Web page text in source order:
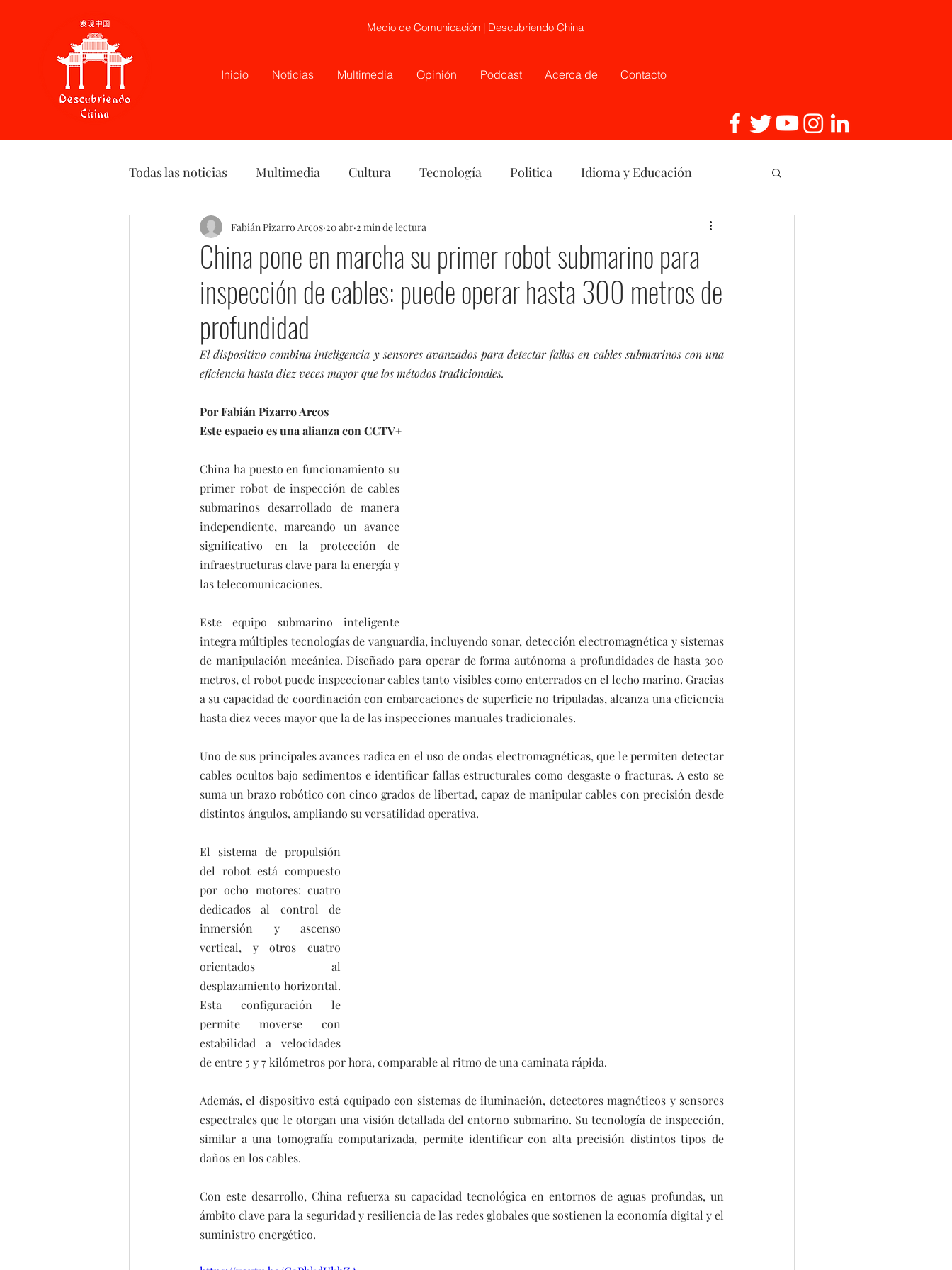
Medio de Comunicación | Descubriendo China
Inicio Noticias Multimedia Opinión Podcast Acerca de Contacto
Todas las noticias Multimedia Cultura Tecnología Politica Idioma y Educación
Podcast Opinión China
China pone en marcha su primer robot submarino para
inspección de cables: puede operar hasta 300 metros de
profundidad
Fabián Pizarro Arcos 20 abr 2 min de lectura
El dispositivo combina inteligencia y sensores avanzados para detectar fallas en cables submarinos con una
eficiencia hasta diez veces mayor que los métodos tradicionales.
Por Fabián Pizarro Arcos
Este espacio es una alianza con CCTV+
China ha puesto en funcionamiento su
primer robot de inspección de cables
submarinos desarrollado de manera
independiente, marcando un avance
significativo en la protección de
infraestructuras clave para la energía y
las telecomunicaciones.
Este equipo submarino inteligente
integra múltiples tecnologías de vanguardia, incluyendo sonar, detección electromagnética y sistemas
de manipulación mecánica. Diseñado para operar de forma autónoma a profundidades de hasta 300
metros, el robot puede inspeccionar cables tanto visibles como enterrados en el lecho marino. Gracias
a su capacidad de coordinación con embarcaciones de superficie no tripuladas, alcanza una eficiencia
hasta diez veces mayor que la de las inspecciones manuales tradicionales.
Uno de sus principales avances radica en el uso de ondas electromagnéticas, que le permiten detectar
cables ocultos bajo sedimentos e identificar fallas estructurales como desgaste o fracturas. A esto se
suma un brazo robótico con cinco grados de libertad, capaz de manipular cables con precisión desde
distintos ángulos, ampliando su versatilidad operativa.
El sistema de propulsión
del robot está compuesto
por ocho motores: cuatro
dedicados al control de
inmersión y ascenso
vertical, y otros cuatro
orientados al
desplazamiento horizontal.
Esta configuración le
permite moverse con
estabilidad a velocidades
de entre 5 y 7 kilómetros por hora, comparable al ritmo de una caminata rápida.
Además, el dispositivo está equipado con sistemas de iluminación, detectores magnéticos y sensores
espectrales que le otorgan una visión detallada del entorno submarino. Su tecnología de inspección,
similar a una tomografía computarizada, permite identificar con alta precisión distintos tipos de
daños en los cables.
Con este desarrollo, China refuerza su capacidad tecnológica en entornos de aguas profundas, un
ámbito clave para la seguridad y resiliencia de las redes globales que sostienen la economía digital y el
suministro energético.